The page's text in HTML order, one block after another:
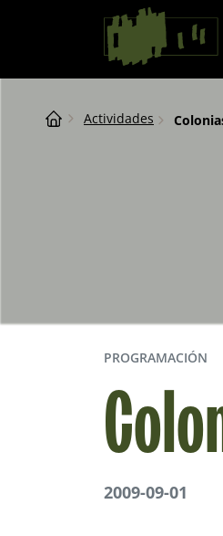
Saltar al contingut
Navegación principal
Breadcrumb
Actividades
PROGRAMACIÓN
2009-09-01